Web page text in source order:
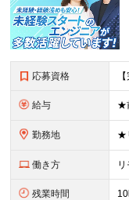
応募資格
給与
勤務地
働き方
残業時間